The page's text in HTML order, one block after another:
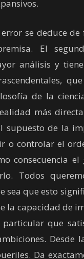
se deduce de
El
análisis y
de la
más
supuesto de la
o controlar el
consecuencia
Todos
sea que esto
la capacidad de
que
Desde
Da